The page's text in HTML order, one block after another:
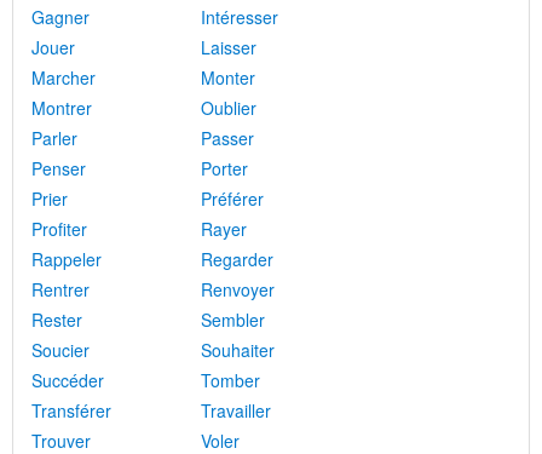
Gagner
Intéresser
Jouer
Laisser
Marcher
Monter
Montrer
Oublier
Parler
Passer
Penser
Porter
Prier
Préférer
Profiter
Rayer
Rappeler
Regarder
Rentrer
Renvoyer
Rester
Sembler
Soucier
Souhaiter
Succéder
Tomber
Transférer
Travailler
Trouver
Voler